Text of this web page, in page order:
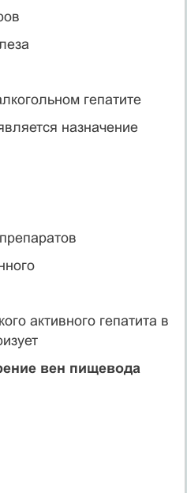
гепатите
назначение
активного гепатита в
вен пищевода